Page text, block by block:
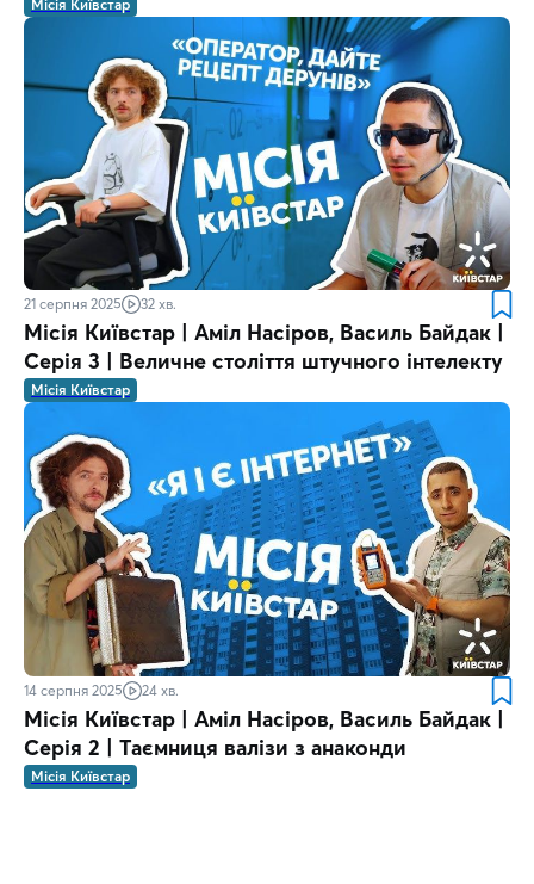
Місія Київстар
21 серпня 2025 32 хв.
Місія Київстар | Аміл Насіров, Василь Байдак |
Серія 3 | Величне століття штучного інтелекту
Місія Київстар
14 серпня 2025 24 хв.
Місія Київстар | Аміл Насіров, Василь Байдак |
Серія 2 | Таємниця валізи з анаконди
Місія Київстар